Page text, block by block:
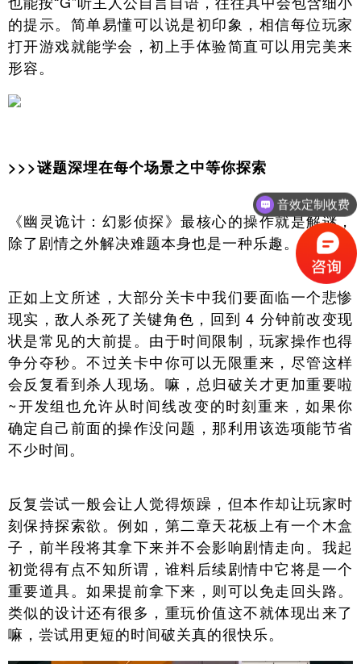
的提示。简单易懂可以说是初印象，相信每位玩家
打开游戏就能学会，初上手体验简直可以用完美来
形容。
>>>谜题深埋在每个场景之中等你探索
《幽灵诡计：幻影侦探》最核心的操作就是解谜，
除了剧情之外解决难题本身也是一种乐趣。
正如上文所述，大部分关卡中我们要面临一个悲惨
现实，敌人杀死了关键角色，回到 4 分钟前改变现
状是常见的大前提。由于时间限制，玩家操作也得
争分夺秒。不过关卡中你可以无限重来，尽管这样
会反复看到杀人现场。嘛，总归破关才更加重要啦
~开发组也允许从时间线改变的时刻重来，如果你
确定自己前面的操作没问题，那利用该选项能节省
不少时间。
反复尝试一般会让人觉得烦躁，但本作却让玩家时
刻保持探索欲。例如，第二章天花板上有一个木盒
子，前半段将其拿下来并不会影响剧情走向。我起
初觉得有点不知所谓，谁料后续剧情中它将是一个
重要道具。如果提前拿下来，则可以免走回头路。
类似的设计还有很多，重玩价值这不就体现出来了
嘛，尝试用更短的时间破关真的很快乐。
音乐制作收费